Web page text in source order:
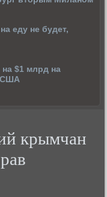
еду не будет,
на $1 млрд на
США
крымчан